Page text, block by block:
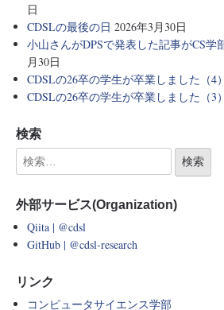
日
CDSLの最後の日 2026年3月30日
小山さんがDPSで発表した記事がCS学
月30日
CDSLの26卒の学生が卒業しました（4）
CDSLの26卒の学生が卒業しました（3）
検索
外部サービス(Organization)
Qiita | @cdsl
GitHub | @cdsl-research
リンク
コンピュータサイエンス学部